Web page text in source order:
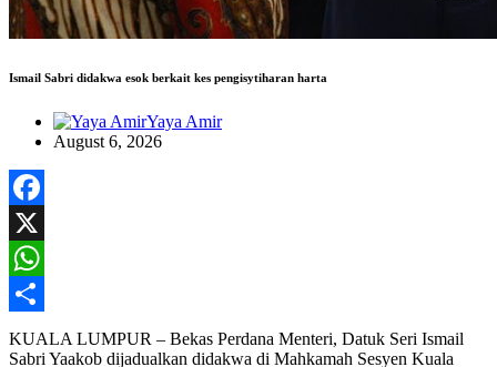
Ismail Sabri didakwa esok berkait kes pengisytiharan harta
Yaya Amir
August 6, 2026
Facebook
X
WhatsApp
Share
KUALA LUMPUR – Bekas Perdana Menteri, Datuk Seri Ismail
Sabri Yaakob dijadualkan didakwa di Mahkamah Sesyen Kuala